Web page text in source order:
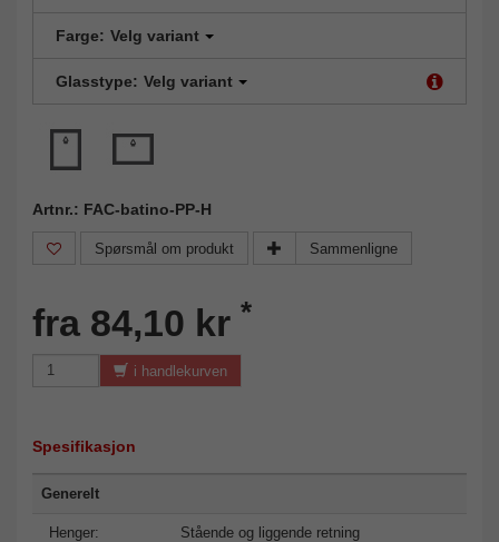
Farge: Velg variant
Glasstype: Velg variant
Artnr.: FAC-batino-PP-H
Spørsmål om produkt Sammenligne
fra 84,10 kr *
i handlekurven
Spesifikasjon
Generelt
Henger: Stående og liggende retning